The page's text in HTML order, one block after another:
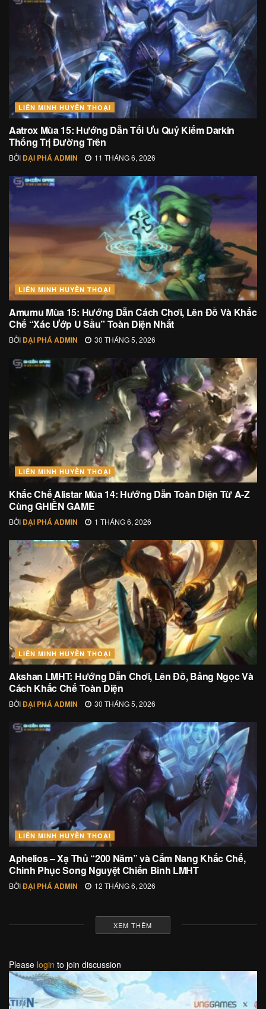
LIÊN MINH HUYỀN THOẠI
Aatrox Mùa 15: Hướng Dẫn Tối Ưu Quỷ Kiếm Darkin
Thống Trị Đường Trên
BỞIĐẠI PHÁ ADMIN 11 THÁNG 6, 2026
LIÊN MINH HUYỀN THOẠI
Amumu Mùa 15: Hướng Dẫn Cách Chơi, Lên Đồ Và Khắc
Chế “Xác Ướp U Sầu” Toàn Diện Nhất
BỞIĐẠI PHÁ ADMIN 30 THÁNG 5, 2026
LIÊN MINH HUYỀN THOẠI
Khắc Chế Alistar Mùa 14: Hướng Dẫn Toàn Diện Từ A-Z
Cùng GHIỀN GAME
BỞIĐẠI PHÁ ADMIN 1 THÁNG 6, 2026
LIÊN MINH HUYỀN THOẠI
Akshan LMHT: Hướng Dẫn Chơi, Lên Đồ, Bảng Ngọc Và
Cách Khắc Chế Toàn Diện
BỞIĐẠI PHÁ ADMIN 30 THÁNG 5, 2026
LIÊN MINH HUYỀN THOẠI
Aphelios – Xạ Thủ “200 Năm” và Cẩm Nang Khắc Chế,
Chinh Phục Song Nguyệt Chiến Binh LMHT
BỞIĐẠI PHÁ ADMIN 12 THÁNG 6, 2026
XEM THÊM
Please login to join discussion